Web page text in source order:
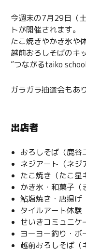
今週末の7月29日（
トが開催されます。
たこ焼きやかき氷や
越前おろしそばのキ
”つながるtaiko
ガラガラ抽選会もあ
出店者
おろしそば（鹿谷
ネジアート（ネジ
たこ焼き（たこ星
かき氷・和菓子（
鮎塩焼き・唐揚げ
タイルアート体験
せいきコミュニケ
ヨーヨー釣り・ボ
越前おろしそば（